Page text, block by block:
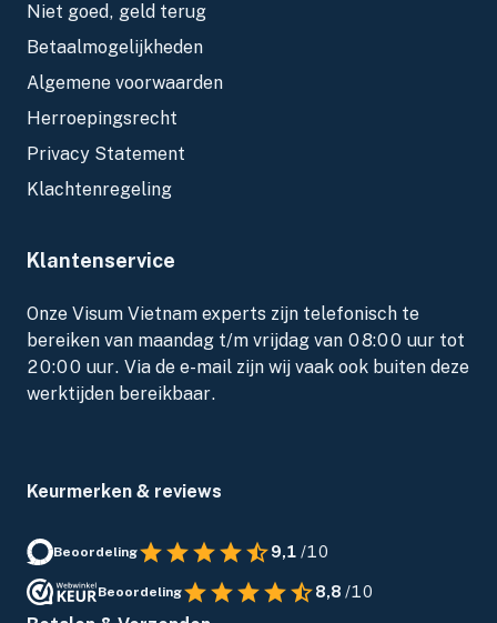
Niet goed, geld terug
Betaalmogelijkheden
Algemene voorwaarden
Herroepingsrecht
Privacy Statement
Klachtenregeling
Klantenservice
Onze Visum Vietnam experts zijn telefonisch te
bereiken van maandag t/m vrijdag van 08:00 uur tot
20:00 uur. Via de e-mail zijn wij vaak ook buiten deze
werktijden bereikbaar.
Keurmerken & reviews
Beoordeling 9,1 /10
Beoordeling 8,8 /10